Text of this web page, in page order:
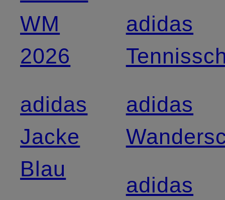
WM
2026
adidas
Jacke
Blau
adidas
adidas
adidas